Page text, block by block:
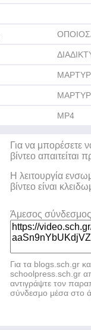
MP4
Για να μπορέσετε
βίντεο απαιτείται
Η λειτουργία
βίντεο είναι
Άμεσος σύνδεσμος
Για τα blogs.sch.gr
schoolpress.sch.gr
αντιγράψτε τον
σύνδεσμο μέσα στο